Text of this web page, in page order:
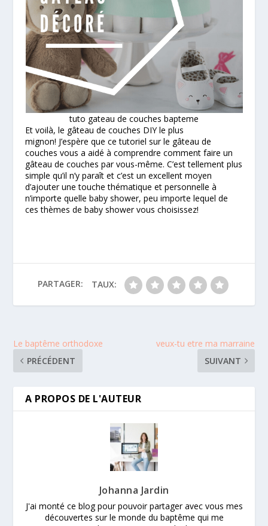
tuto gateau de couches bapteme
Et voilà, le gâteau de couches DIY le plus
mignon! J’espère que ce tutoriel sur le gâteau de
couches vous a aidé à comprendre comment faire un
gâteau de couches par vous-même. C’est tellement plus
simple qu’il n’y paraît et c’est un excellent moyen
d’ajouter une touche thématique et personnelle à
n’importe quelle baby shower, peu importe lequel de
ces thèmes de baby shower vous choisissez!
PARTAGER: TAUX:
Le baptême orthodoxe
PRÉCÉDENT
veux-tu etre ma marraine
SUIVANT
A PROPOS DE L'AUTEUR
Johanna Jardin
J'ai monté ce blog pour pouvoir partager avec vous mes
découvertes sur le monde du baptême qui me